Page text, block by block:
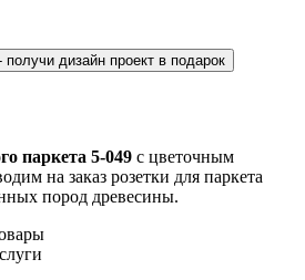
дизайн проект в подарок
паркета 5-049 с цветочным
на заказ розетки для паркета
пород древесины.